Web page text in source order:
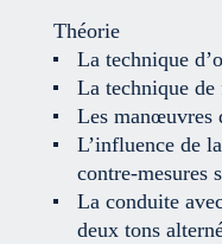
Théorie
La technique
La technique de
Les manœuvres
L’influence de
contre-mesures
La conduite
deux tons